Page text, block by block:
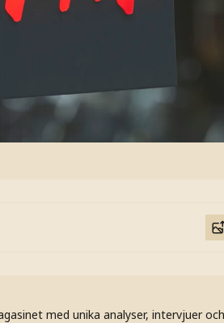
med unika analyser, intervjuer